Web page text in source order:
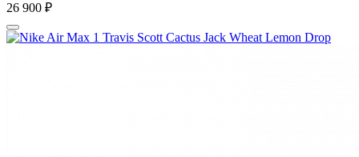
26 900 ₽